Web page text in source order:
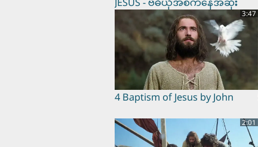
3:47
4 Baptism of Jesus by John
2:01